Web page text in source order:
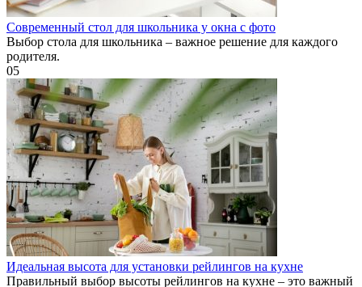
Современный стол для школьника у окна с фото
Выбор стола для школьника – важное решение для каждого
родителя.
05
Идеальная высота для установки рейлингов на кухне
Правильный выбор высоты рейлингов на кухне – это важный